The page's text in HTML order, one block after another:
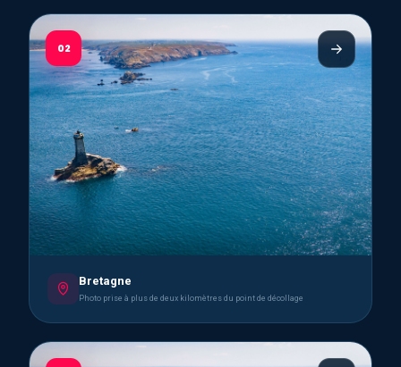
02
Bretagne
Photo prise à plus de deux kilomètres du point de décollage